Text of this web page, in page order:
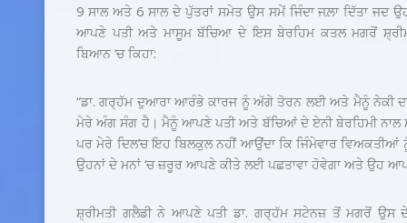
9 ਸਾਲ ਅਤੇ 6 ਸਾਲ ਦੇ ਪੁੱਤਰਾਂ ਸਮੇਤ ਉਸ ਸਮੇਂ ਜਿੰਦਾ ਜਲ਼ਾ ਦਿੱਤਾ ਜਦ
ਆਪਣੇ ਪਤੀ ਅਤੇ ਮਾਸੂਮ ਬੱਚਿਆ ਦੇ ਇਸ ਬੇਰਹਿਮ ਕਤਲ ਮਗਰੋਂ
ਬਿਆਨ ‘ਚ ਕਿਹਾ:
“ਡਾ. ਗਰ੍ਹੱਮ ਦੁਆਰਾ ਆਰੰਭੇ ਕਾਰਜ ਨੂੰ ਅੱਗੇ ਤੋਰਨ ਲਈ ਅਤੇ ਮੈਨੂੰ ਨੇਕੀ ਦਾ
ਮੇਰੇ ਅੰਗ ਸੰਗ ਹੈ। ਮੈਨੂੰ ਆਪਣੇ ਪਤੀ ਅਤੇ ਬੱਚਿਆਂ ਦੇ ਏਨੀ ਬੇਰਹਿਮੀ ਨਾਲ
ਪਰ ਮੇਰੇ ਦਿਲ’ਚ ਇਹ ਬਿਲਕੁਲ ਨਹੀਂ ਆਉਂਦਾ ਕਿ ਜਿੰਮੇਵਾਰ
ਉਹਨਾਂ ਦੇ ਮਨਾਂ ‘ਚ ਜ਼ਰੂਰ ਆਪਣੇ ਕੀਤੇ ਲਈ ਪਛਤਾਵਾ ਹੋਵੇਗਾ ਅਤੇ ਉਹ
ਸ਼੍ਰੀਮਤੀ ਗਲੈਡੀ ਨੇ ਆਪਣੇ ਪਤੀ ਡਾ. ਗਰ੍ਹੱਮ ਸਟੇਨਜ਼ ਤੋਂ ਮਗਰੋਂ ਉਸ ਦੇ